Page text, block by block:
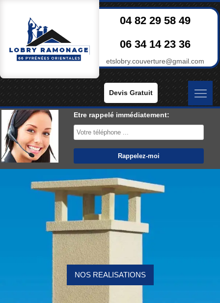
04 82 29 58 49
06 34 14 23 36
etslobry.couverture@gmail.com
Devis Gratuit
Etre rappelé immédiatement:
NOS REALISATIONS